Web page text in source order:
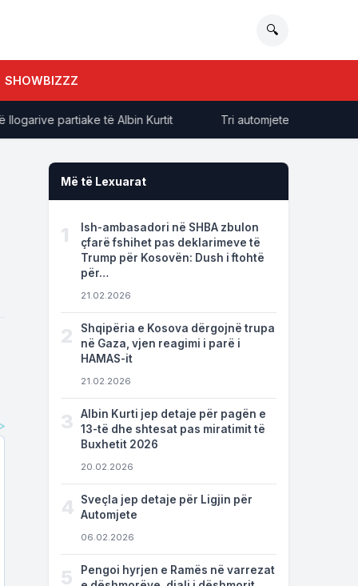
🔍
SHOWBIZZZ
partiake të Albin Kurtit Tri automjete përplasen në
Më të Lexuarat
1
Ish-ambasadori në SHBA zbulon
çfarë fshihet pas deklarimeve të
Trump për Kosovën: Dush i ftohtë
për…
21.02.2026
2
Shqipëria e Kosova dërgojnë trupa
në Gaza, vjen reagimi i parë i
HAMAS-it
21.02.2026
3
Albin Kurti jep detaje për pagën e
13-të dhe shtesat pas miratimit të
Buxhetit 2026
20.02.2026
4
Sveçla jep detaje për Ligjin për
Automjete
06.02.2026
5
Pengoi hyrjen e Ramës në varrezat